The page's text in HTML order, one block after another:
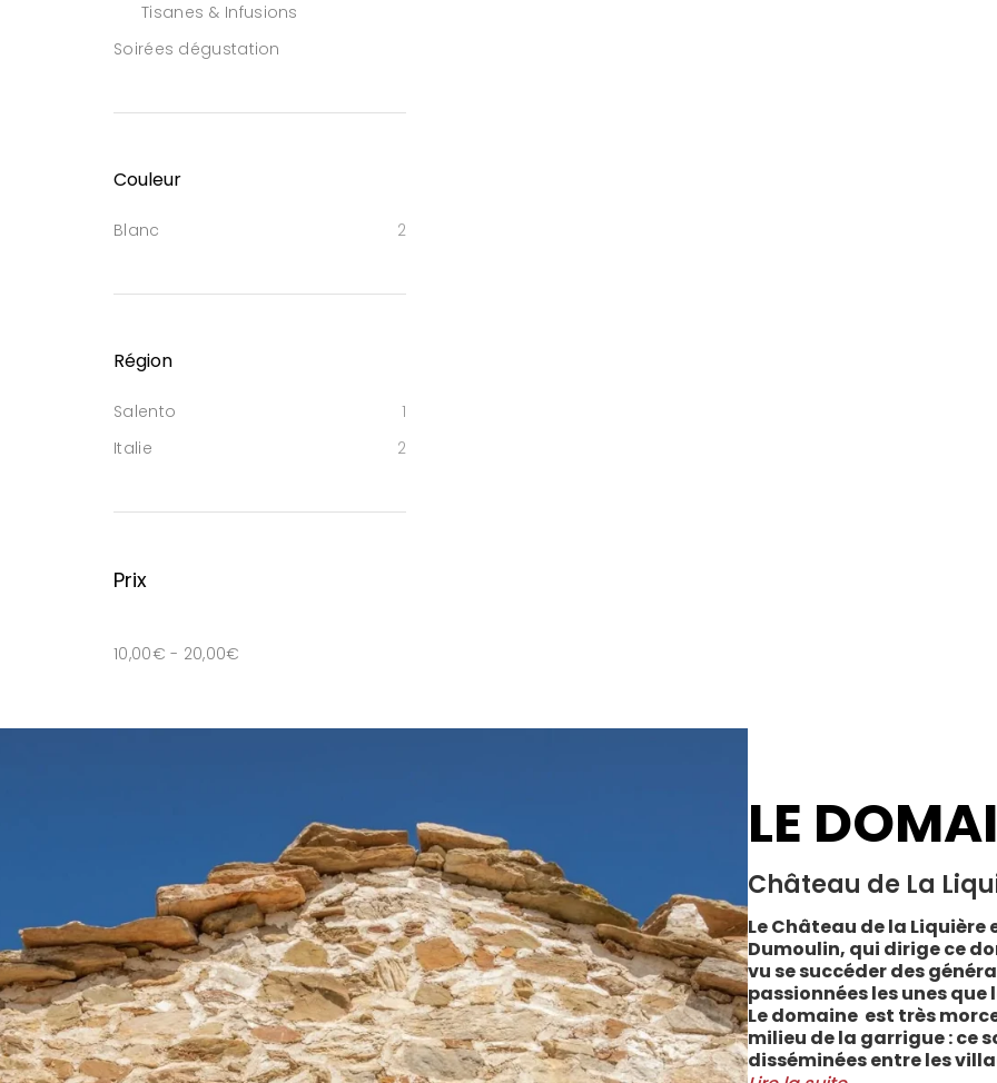
Tisanes & Infusions
Soirées dégustation
Couleur
Blanc 2
Région
Salento
1
Italie
2
Prix
10,00€ - 20,00€
LE
Château de La
Le Château de la
Dumoulin, qui dirige ce
vu se succéder des
passionnées les unes que
Le domaine est très
milieu de la garrigue : ce
disséminées entre les